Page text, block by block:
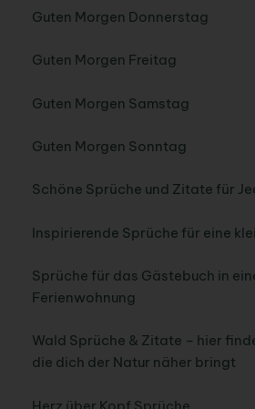
Guten Morgen Donnerstag
Guten Morgen Freitag
Guten Morgen Samstag
Guten Morgen Sonntag
Schöne Sprüche und Zitate für
Inspirierende Sprüche für eine
Sprüche für das Gästebuch in
Ferienwohnung
Wald Sprüche & Zitate – hier
die dich der Natur näher bringt